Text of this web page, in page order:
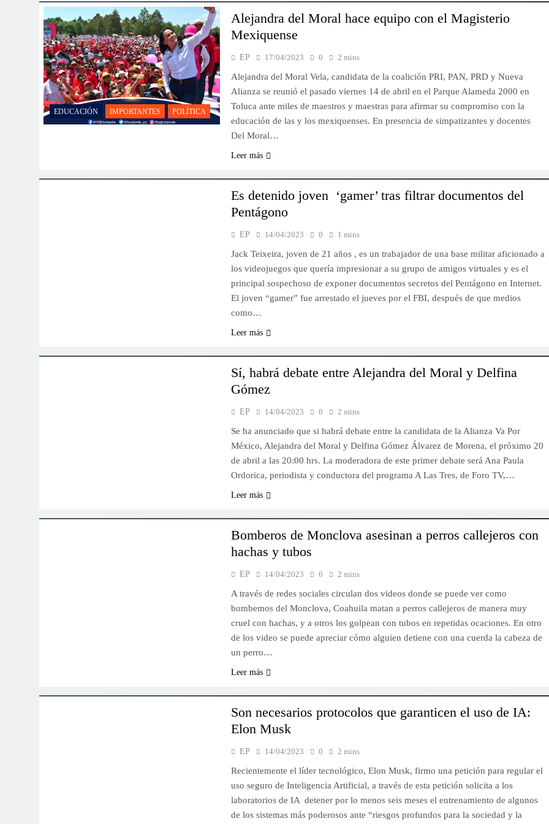
EDUCACIÓN IMPORTANTES POLÍTICA
Alejandra del Moral hace equipo con el Magisterio
Mexiquense
EP 17/04/2023 0 2 mins
Alejandra del Moral Vela, candidata de la coalición PRI, PAN, PRD y Nueva
Alianza se reunió el pasado viernes 14 de abril en el Parque Alameda 2000 en
Toluca ante miles de maestros y maestras para afirmar su compromiso con la
educación de las y los mexiquenses. En presencia de simpatizantes y docentes
Del Moral…
Leer más
Es detenido joven ‘gamer’ tras filtrar documentos del
Pentágono
EP 14/04/2023 0 1 mins
Jack Teixeira, joven de 21 años , es un trabajador de una base militar aficionado a
los videojuegos que quería impresionar a su grupo de amigos virtuales y es el
principal sospechoso de exponer documentos secretos del Pentágono en Internet.
El joven “gamer” fue arrestado el jueves por el FBI, después de que medios
como…
Leer más
Sí, habrá debate entre Alejandra del Moral y Delfina
Gómez
EP 14/04/2023 0 2 mins
Se ha anunciado que si habrá debate entre la candidata de la Alianza Va Por
México, Alejandra del Moral y Delfina Gómez Álvarez de Morena, el próximo 20
de abril a las 20:00 hrs. La moderadora de este primer debate será Ana Paula
Ordorica, periodista y conductora del programa A Las Tres, de Foro TV,…
Leer más
Bomberos de Monclova asesinan a perros callejeros con
hachas y tubos
EP 14/04/2023 0 2 mins
A través de redes sociales circulan dos videos donde se puede ver como
bombemos del Monclova, Coahuila matan a perros callejeros de manera muy
cruel con hachas, y a otros los golpean con tubos en repetidas ocaciones. En otro
de los video se puede apreciar cómo alguien detiene con una cuerda la cabeza de
un perro…
Leer más
Son necesarios protocolos que garanticen el uso de IA:
Elon Musk
EP 14/04/2023 0 2 mins
Recientemente el líder tecnológico, Elon Musk, firmo una petición para regular el
uso seguro de Inteligencia Artificial, a través de esta petición solicita a los
laboratorios de IA detener por lo menos seis meses el entrenamiento de algunos
de los sistemas más poderosos ante “riesgos profundos para la sociedad y la
IMPORTANTES
matemáticas
14/04/2023